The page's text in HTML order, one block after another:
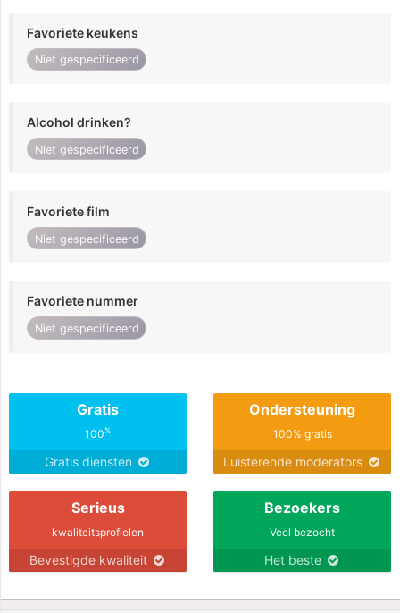
Favoriete keukens
Niet gespecificeerd
Alcohol drinken?
Niet gespecificeerd
Favoriete film
Niet gespecificeerd
Favoriete nummer
Niet gespecificeerd
Gratis
100%
Gratis diensten
Ondersteuning
100% gratis
Luisterende moderators
Serieus
kwaliteitsprofielen
Bevestigde kwaliteit
Bezoekers
Veel bezocht
Het beste